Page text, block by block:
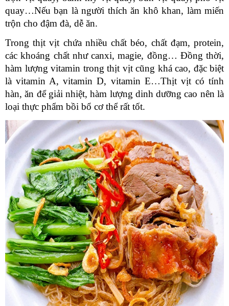
quay…Nếu bạn là người thích ăn khô khan, làm miến
trộn cho đậm đà, dễ ăn.
Trong thịt vịt chứa nhiều chất béo, chất đạm, protein,
các khoáng chất như canxi, magie, đồng… Đồng thời,
hàm lượng vitamin trong thịt vịt cũng khá cao, đặc biệt
là vitamin A, vitamin D, vitamin E…Thịt vịt có tính
hàn, ăn để giải nhiệt, hàm lượng dinh dưỡng cao nên là
loại thực phẩm bồi bổ cơ thể rất tốt.